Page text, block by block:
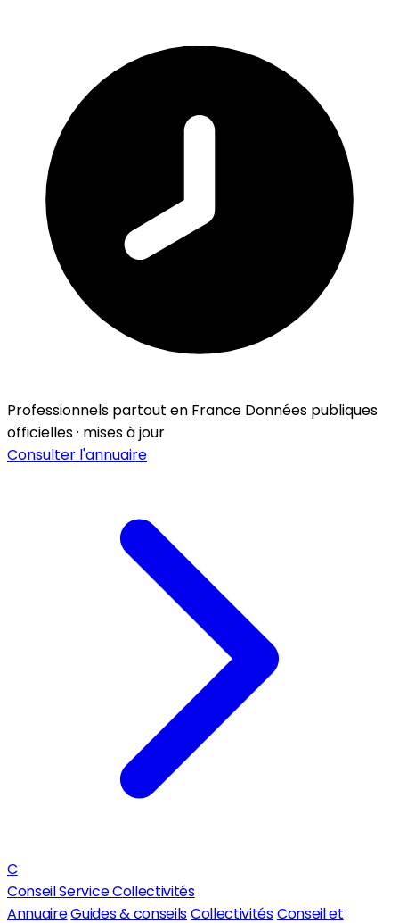
Professionnels partout en France Données publiques
officielles · mises à jour
Consulter l'annuaire
C
Conseil Service Collectivités
AnnuaireGuides & conseilsCollectivitésConseil et